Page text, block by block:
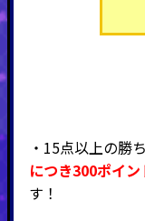
・15点以上の勝
につき300ポイ
す！